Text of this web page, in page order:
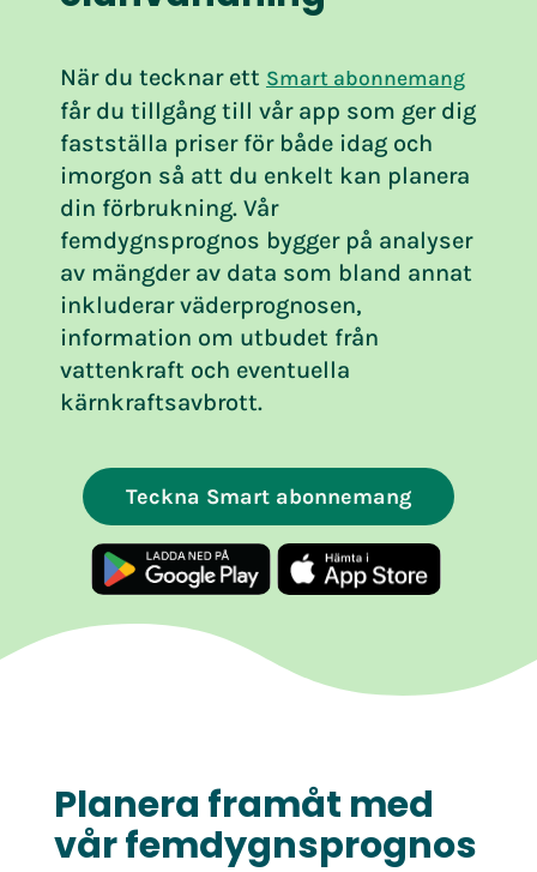
När du tecknar ett Smart abonnemang
får du tillgång till vår app som ger dig
fastställa priser för både idag och
imorgon så att du enkelt kan planera
din förbrukning. Vår
femdygnsprognos bygger på analyser
av mängder av data som bland annat
inkluderar väderprognosen,
information om utbudet från
vattenkraft och eventuella
kärnkraftsavbrott.
Teckna Smart abonnemang
Google Play App Store
Planera framåt med
vår femdygnsprognos